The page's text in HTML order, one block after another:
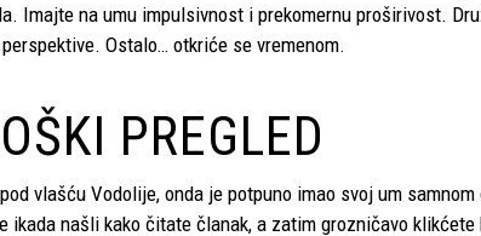
Imajte na umu impulsivnost i prekomernu proširivost.
Ostalo… otkriće se vremenom.
PREGLED
vlašću Vodolije, onda je potpuno imao svoj um
ikada našli kako čitate članak, a zatim grozničavo klikćete